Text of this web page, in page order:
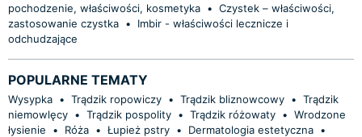
pochodzenie, właściwości, kosmetyka • Czystek – właściwości,
zastosowanie czystka •
Imbir - właściwości lecznicze i
odchudzające
POPULARNE TEMATY
Wysypka • Trądzik ropowiczy • Trądzik bliznowcowy • Trądzik
niemowlęcy • Trądzik pospolity • Trądzik różowaty • Wrodzone
łysienie
• Róża • Łupież pstry • Dermatologia estetyczna •